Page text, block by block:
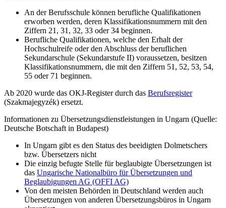
An der Berufsschule können berufliche Qualifikationen
erworben werden, deren Klassifikationsnummern mit den
Ziffern 21, 31, 32, 33 oder 34 beginnen.
Berufliche Qualifikationen, welche den Erhalt der
Hochschulreife oder den Abschluss der beruflichen
Sekundarschule (Sekundarstufe II) voraussetzen, besitzen
Klassifikationsnummern, die mit den Ziffern 51, 52, 53, 54,
55 oder 71 beginnen.
Ab 2020 wurde das OKJ-Register durch das Berufsregister
(Szakmajegyzék) ersetzt.
Informationen zu Übersetzungsdienstleistungen in Ungarn (Quelle:
Deutsche Botschaft in Budapest)
In Ungarn gibt es den Status des beeidigten Dolmetschers
bzw. Übersetzers nicht
Die einzig befugte Stelle für beglaubigte Übersetzungen ist
das Ungarische Nationalbüro für Übersetzungen und
Beglaubigungen AG (OFFI AG)
Von den meisten Behörden in Deutschland werden auch
Übersetzungen von anderen Übersetzungsbüros in Ungarn